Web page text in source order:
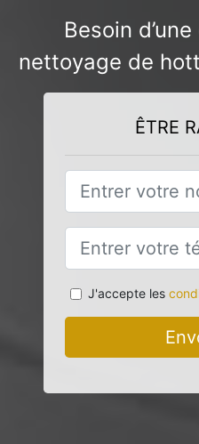
Besoin
nettoyage de
ÊTRE
J'accepte les